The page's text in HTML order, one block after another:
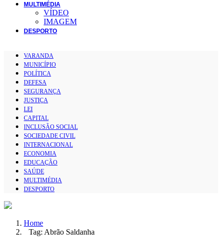
MULTIMÉDIA
VÍDEO
IMAGEM
DESPORTO
VARANDA
MUNICÍPIO
POLÍTICA
DEFESA
SEGURANÇA
JUSTIÇA
LEI
CAPITAL
INCLUSÃO SOCIAL
SOCIEDADE CIVIL
INTERNACIONAL
ECONOMIA
EDUCAÇÃO
SAÚDE
MULTIMÉDIA
DESPORTO
Home
Tag: Abrão Saldanha